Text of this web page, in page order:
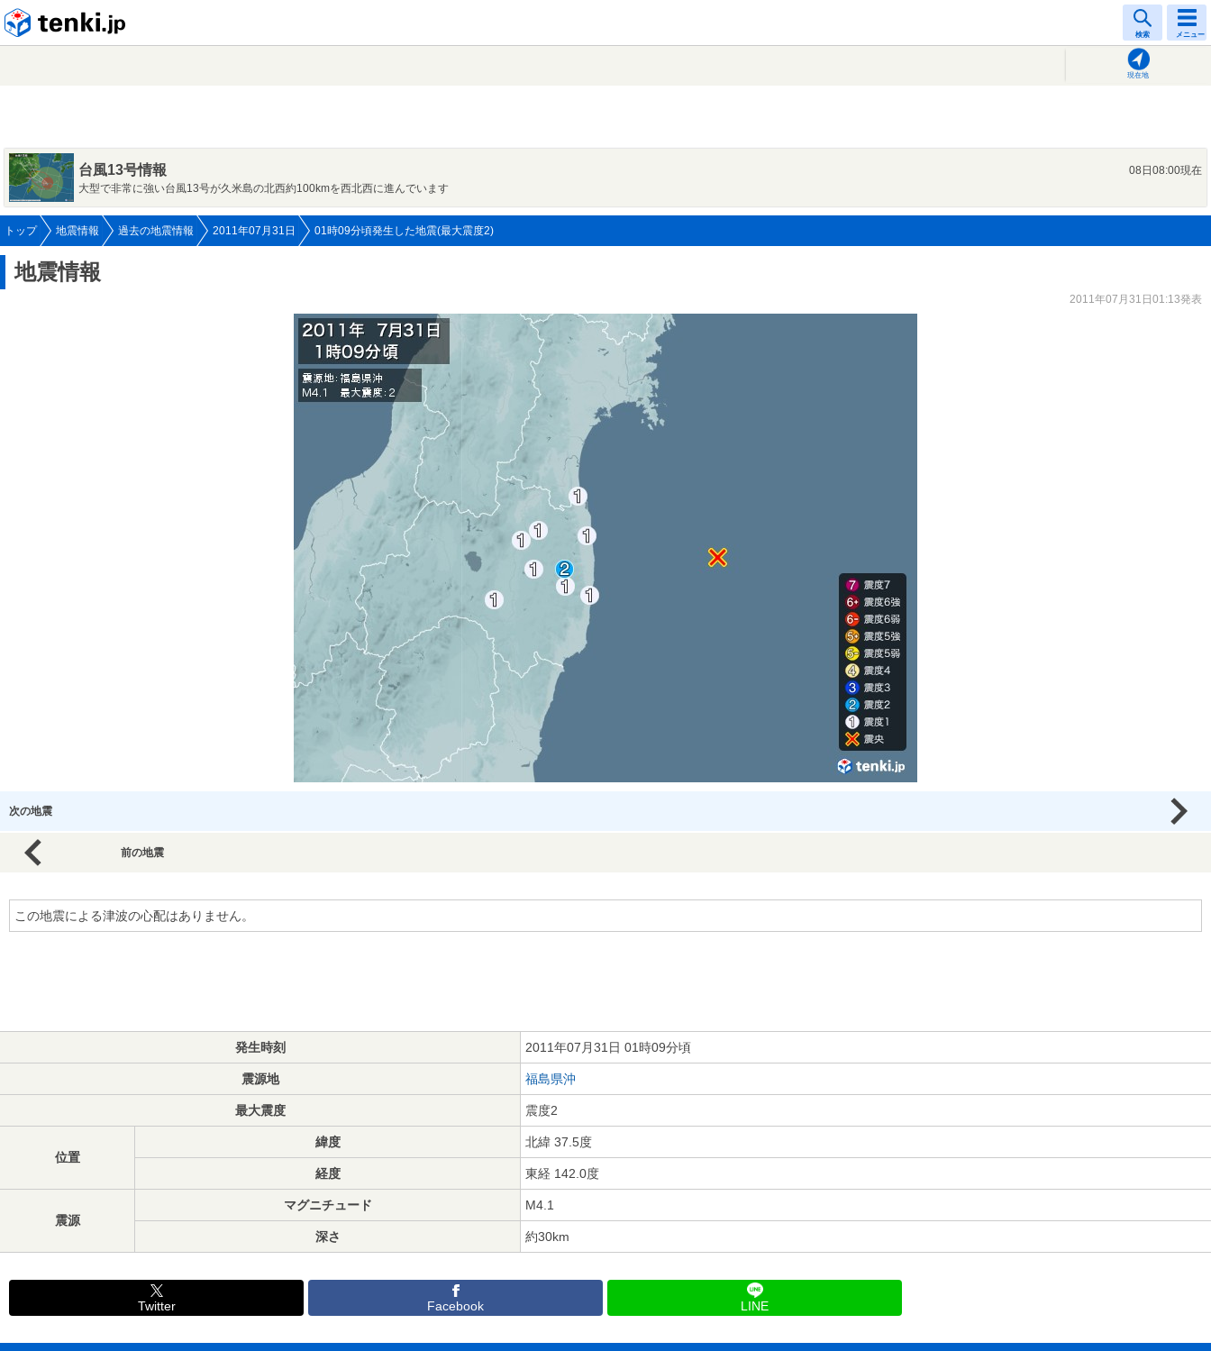
検索 メニュー
現在地
台風13号情報
08日08:00現在
大型で非常に強い台風13号が久米島の北西約100kmを西北西に進んでいます
トップ 地震情報 過去の地震情報 2011年07月31日 01時09分頃発生した地震(最大震度2)
地震情報
2011年07月31日01:13発表
次の地震
前の地震
この地震による津波の心配はありません。
発生時刻 2011年07月31日 01時09分頃
震源地 福島県沖
最大震度 震度2
位置
緯度 北緯 37.5度
経度 東経 142.0度
震源
マグニチュード M4.1
深さ 約30km
Twitter Facebook LINE